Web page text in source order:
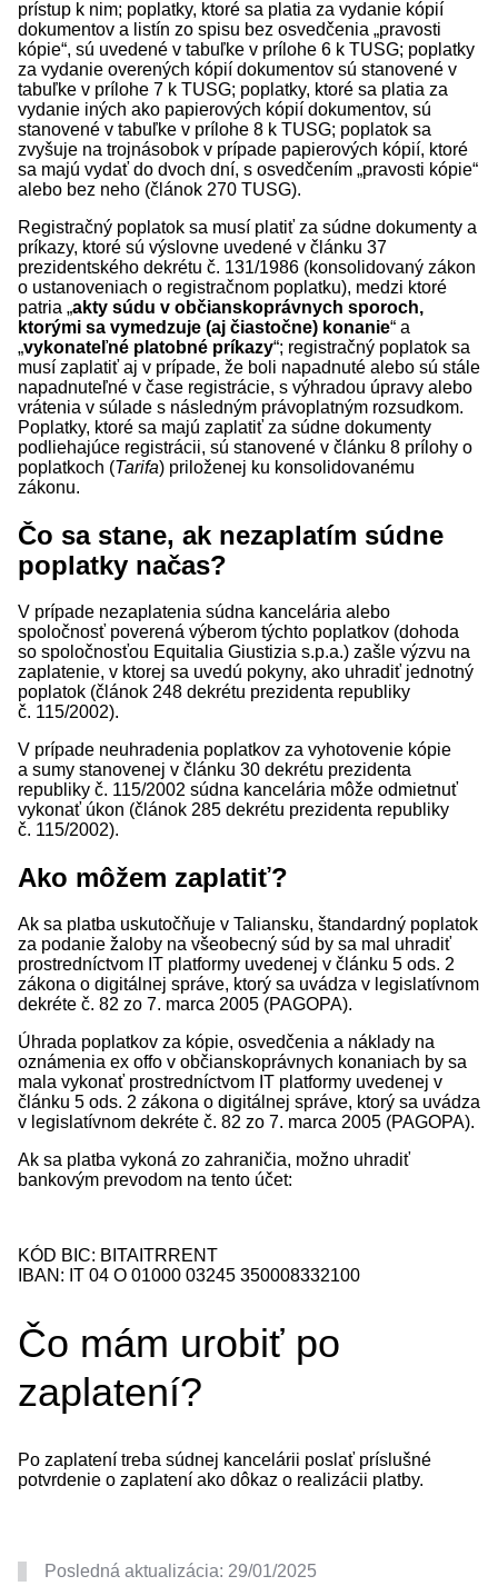
prístup k nim; poplatky, ktoré sa platia za vydanie kópií
dokumentov a listín zo spisu bez osvedčenia „pravosti
kópie“, sú uvedené v tabuľke v prílohe 6 k TUSG; poplatky
za vydanie overených kópií dokumentov sú stanovené v
tabuľke v prílohe 7 k TUSG; poplatky, ktoré sa platia za
vydanie iných ako papierových kópií dokumentov, sú
stanovené v tabuľke v prílohe 8 k TUSG; poplatok sa
zvyšuje na trojnásobok v prípade papierových kópií, ktoré
sa majú vydať do dvoch dní, s osvedčením „pravosti kópie“
alebo bez neho (článok 270 TUSG).
Registračný poplatok sa musí platiť za súdne dokumenty a
príkazy, ktoré sú výslovne uvedené v článku 37
prezidentského dekrétu č. 131/1986 (konsolidovaný zákon
o ustanoveniach o registračnom poplatku), medzi ktoré
patria „akty súdu v občianskoprávnych sporoch,
ktorými sa vymedzuje (aj čiastočne) konanie“ a
„vykonateľné platobné príkazy“; registračný poplatok sa
musí zaplatiť aj v prípade, že boli napadnuté alebo sú stále
napadnuteľné v čase registrácie, s výhradou úpravy alebo
vrátenia v súlade s následným právoplatným rozsudkom.
Poplatky, ktoré sa majú zaplatiť za súdne dokumenty
podliehajúce registrácii, sú stanovené v článku 8 prílohy o
poplatkoch (Tarifa) priloženej ku konsolidovanému
zákonu.
Čo sa stane, ak nezaplatím súdne
poplatky načas?
V prípade nezaplatenia súdna kancelária alebo
spoločnosť poverená výberom týchto poplatkov (dohoda
so spoločnosťou Equitalia Giustizia s.p.a.) zašle výzvu na
zaplatenie, v ktorej sa uvedú pokyny, ako uhradiť jednotný
poplatok (článok 248 dekrétu prezidenta republiky
č. 115/2002).
V prípade neuhradenia poplatkov za vyhotovenie kópie
a sumy stanovenej v článku 30 dekrétu prezidenta
republiky č. 115/2002 súdna kancelária môže odmietnuť
vykonať úkon (článok 285 dekrétu prezidenta republiky
č. 115/2002).
Ako môžem zaplatiť?
Ak sa platba uskutočňuje v Taliansku, štandardný poplatok
za podanie žaloby na všeobecný súd by sa mal uhradiť
prostredníctvom IT platformy uvedenej v článku 5 ods. 2
zákona o digitálnej správe, ktorý sa uvádza v legislatívnom
dekréte č. 82 zo 7. marca 2005 (PAGOPA).
Úhrada poplatkov za kópie, osvedčenia a náklady na
oznámenia ex offo v občianskoprávnych konaniach by sa
mala vykonať prostredníctvom IT platformy uvedenej v
článku 5 ods. 2 zákona o digitálnej správe, ktorý sa uvádza
v legislatívnom dekréte č. 82 zo 7. marca 2005 (PAGOPA).
Ak sa platba vykoná zo zahraničia, možno uhradiť
bankovým prevodom na tento účet:
KÓD BIC: BITAITRRENT
IBAN: IT 04 O 01000 03245 350008332100
Čo mám urobiť po
zaplatení?
Po zaplatení treba súdnej kancelárii poslať príslušné
potvrdenie o zaplatení ako dôkaz o realizácii platby.
Posledná aktualizácia: 29/01/2025